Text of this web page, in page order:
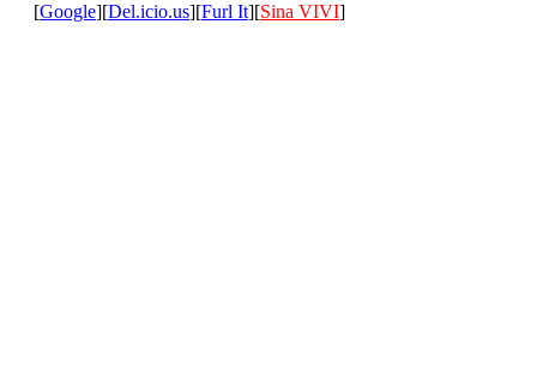
[Google][Del.icio.us][Furl It][Sina VIVI]